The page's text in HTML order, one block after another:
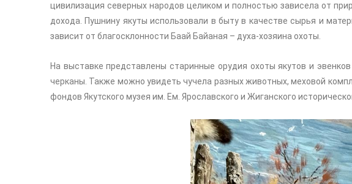
цивилизация северных народов целиком и полностью зависела от
дохода. Пушнину якуты использовали в быту в качестве сырья и
зависит от благосклонности Баай Байаная – духа-хозяина охоты.
На выставке представлены старинные орудия охоты якутов и
черканы. Также можно увидеть чучела разных животных, меховой
фондов Якутского музея им. Ем. Ярославского и Жиганского